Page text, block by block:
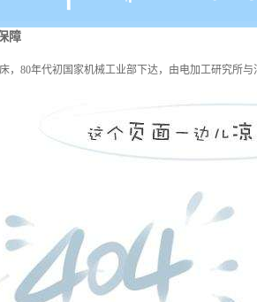
障
，80年代初国家机械工业部下达，由电加工研究所